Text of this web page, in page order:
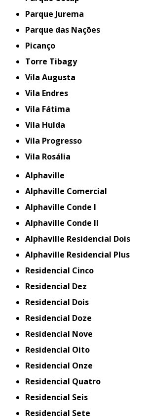
Parque Jurema
Parque das Nações
Picanço
Torre Tibagy
Vila Augusta
Vila Endres
Vila Fátima
Vila Hulda
Vila Progresso
Vila Rosália
Alphaville
Alphaville Comercial
Alphaville Conde I
Alphaville Conde II
Alphaville Residencial Dois
Alphaville Residencial Plus
Residencial Cinco
Residencial Dez
Residencial Dois
Residencial Doze
Residencial Nove
Residencial Oito
Residencial Onze
Residencial Quatro
Residencial Seis
Residencial Sete